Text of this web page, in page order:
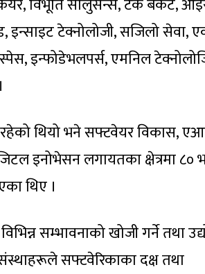
केयर, विभूति सोलुसन्स, टेक बकेट,
इन्साइट टेक्नोलोजी, सजिलो सेवा,
इन्फोडेभलपर्स, एमनिल
थियो भने सफ्टवेयर विकास,
इनोभेसन लगायतका क्षेत्रमा ८०
थिए ।
सम्भावनाको खोजी गर्ने तथा
संस्थाहरूले सफ्टवेरिकाका दक्ष तथा